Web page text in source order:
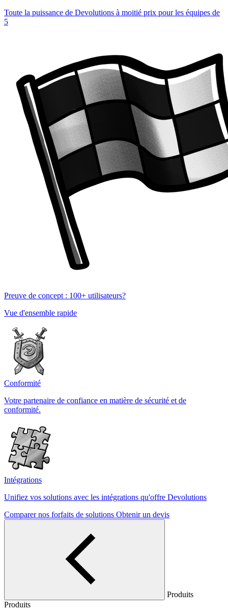
Toute la puissance de Devolutions à moitié prix pour les équipes de
5
Preuve de concept : 100+ utilisateurs?
Vue d'ensemble rapide
Conformité
Votre partenaire de confiance en matière de sécurité et de
conformité.
Intégrations
Unifiez vos solutions avec les intégrations qu'offre Devolutions
Comparer nos forfaits de solutions Obtenir un devis
Produits
Produits